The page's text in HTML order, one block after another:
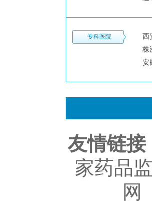
专科医院
西
株
安
友情链接
家药品
网